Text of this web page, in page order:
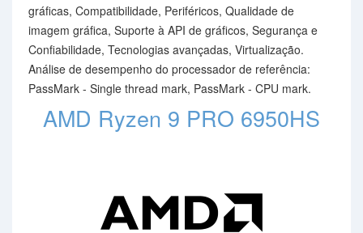
gráficas, Compatibilidade, Periféricos, Qualidade de
imagem gráfica, Suporte à API de gráficos, Segurança e
Confiabilidade, Tecnologias avançadas, Virtualização.
Análise de desempenho do processador de referência:
PassMark - Single thread mark, PassMark - CPU mark.
AMD Ryzen 9 PRO 6950HS